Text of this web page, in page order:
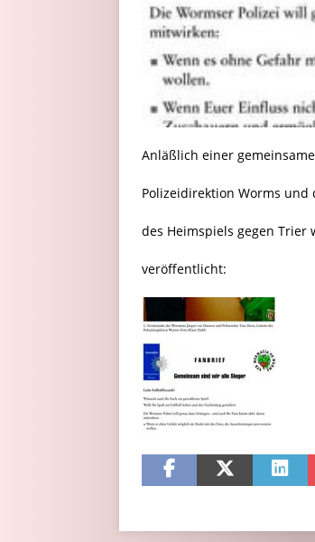
Anläßlich einer
Polizeidirektion Worms und
des Heimspiels gegen
veröffentlicht: